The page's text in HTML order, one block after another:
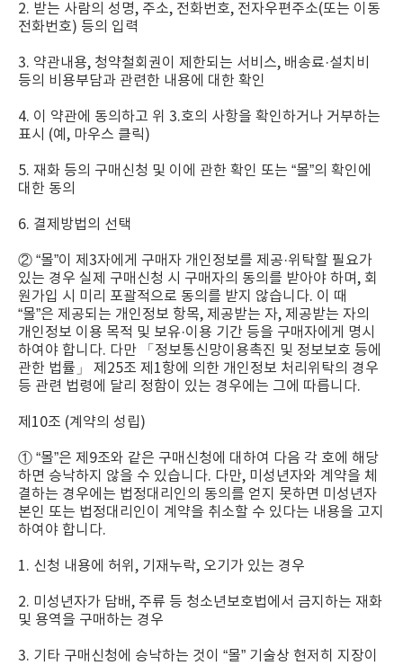
2. 받는 사람의 성명, 주소, 전화번호, 전자우편주소(또는 이동
전화번호) 등의 입력
3. 약관내용, 청약철회권이 제한되는 서비스, 배송료·설치비
등의 비용부담과 관련한 내용에 대한 확인
4. 이 약관에 동의하고 위 3.호의 사항을 확인하거나 거부하는
표시 (예, 마우스 클릭)
5. 재화 등의 구매신청 및 이에 관한 확인 또는 “몰”의 확인에
대한 동의
6. 결제방법의 선택
② “몰”이 제3자에게 구매자 개인정보를 제공·위탁할 필요가
있는 경우 실제 구매신청 시 구매자의 동의를 받아야 하며, 회
원가입 시 미리 포괄적으로 동의를 받지 않습니다. 이 때
“몰”은 제공되는 개인정보 항목, 제공받는 자, 제공받는 자의
개인정보 이용 목적 및 보유·이용 기간 등을 구매자에게 명시
하여야 합니다. 다만 「정보통신망이용촉진 및 정보보호 등에
관한 법률」 제25조 제1항에 의한 개인정보 처리위탁의 경우
등 관련 법령에 달리 정함이 있는 경우에는 그에 따릅니다.
제10조 (계약의 성립)
① “몰”은 제9조와 같은 구매신청에 대하여 다음 각 호에 해당
하면 승낙하지 않을 수 있습니다. 다만, 미성년자와 계약을 체
결하는 경우에는 법정대리인의 동의를 얻지 못하면 미성년자
본인 또는 법정대리인이 계약을 취소할 수 있다는 내용을 고지
하여야 합니다.
1. 신청 내용에 허위, 기재누락, 오기가 있는 경우
2. 미성년자가 담배, 주류 등 청소년보호법에서 금지하는 재화
및 용역을 구매하는 경우
3. 기타 구매신청에 승낙하는 것이 “몰” 기술상 현저히 지장이